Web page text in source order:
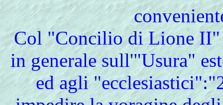
Col"Concilio di Lione II"
in generale sull'"Usura"
ed agli